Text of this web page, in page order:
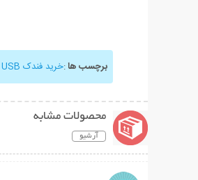
برچسب ها:خرید فندک USB طرح Eco Lighter
محصولات مشابه
آرشیو